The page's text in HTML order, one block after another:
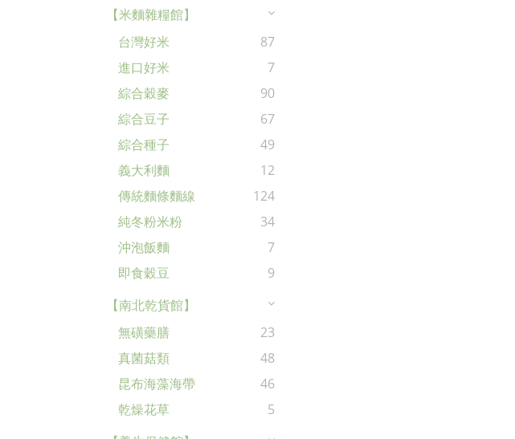
【米麵雜糧館】
台灣好米
87
進口好米
7
綜合穀麥
90
綜合豆子
67
綜合種子
49
義大利麵
12
傳統麵條麵線
124
純冬粉米粉
34
沖泡飯麵
7
即食穀豆
9
【南北乾貨館】
無磺藥膳
23
真菌菇類
48
昆布海藻海帶
46
乾燥花草
5